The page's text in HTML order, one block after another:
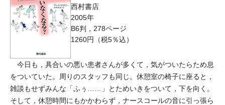
西村書店
2005年
B6判，278ページ
1260円（税5％込）
今日も，具合いの悪い患者さんが多くて，気がついたらため息
をついていた。周りのスタッフも同じ。休憩室の椅子に座ると，
雑談もせずみんな「ふぅ……」とためいきをついて，下を向く。
そして，休憩時間にもかかわらず，ナースコールの音に引っ張ら